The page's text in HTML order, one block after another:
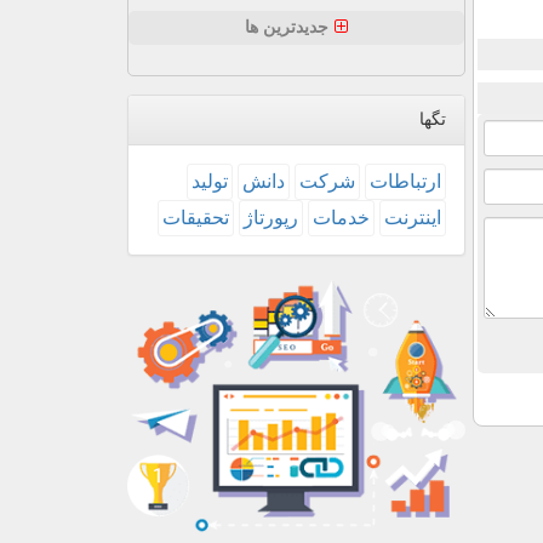
جدیدترین ها
تگها
ارتباطات شركت دانش
تولید
اینترنت
خدمات رپورتاژ تحقیقات